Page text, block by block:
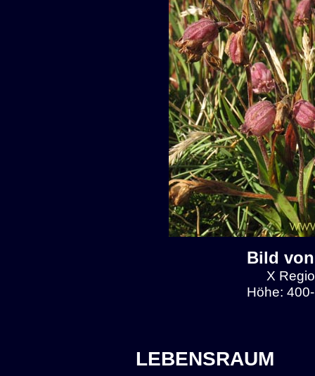
Bild
X
Höhe:
LEBENSRAUM